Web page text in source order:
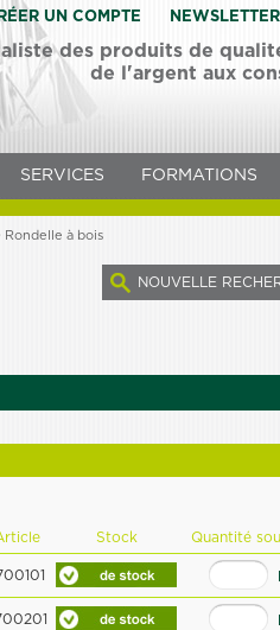
UN COMPTE NEWSLETTER
des produits de
de l'argent aux
SERVICES FORMATIONS
Rondelle à bois
NOUVELLE
Stock Quantité